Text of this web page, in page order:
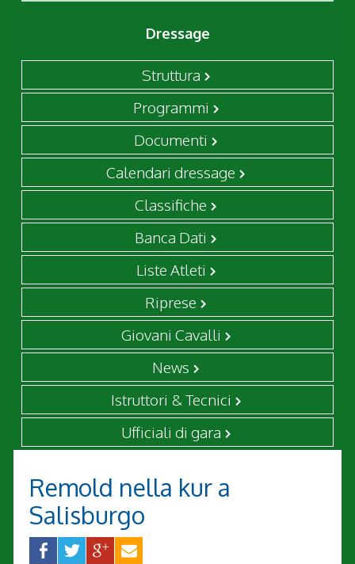
Dressage
Struttura
Programmi
Documenti
Calendari dressage
Classifiche
Banca Dati
Liste Atleti
Riprese
Giovani Cavalli
News
Istruttori & Tecnici
Ufficiali di gara
Remold nella kur a
Salisburgo